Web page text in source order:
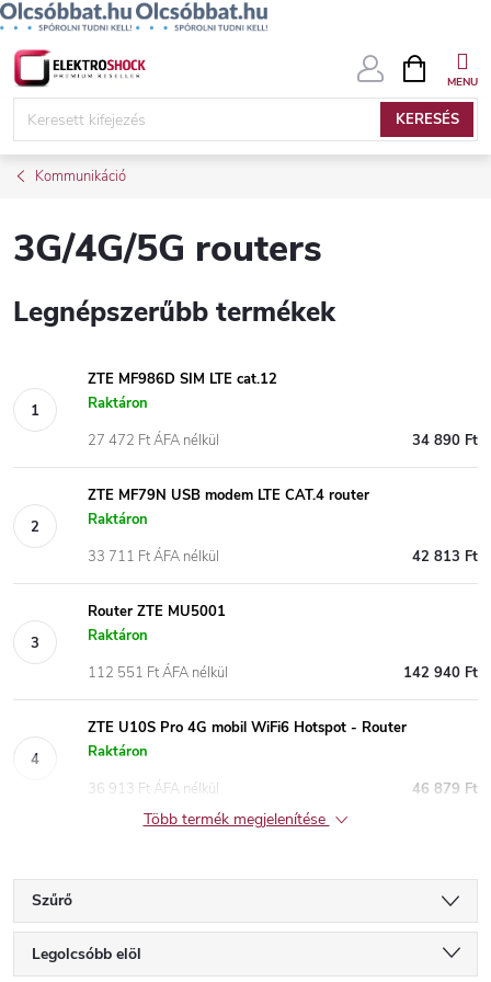
Ugrás
KERESÉS
KOSÁR
Kommunikáció
3G/4G/5G routers
Legnépszerűbb termékek
ZTE MF986D SIM LTE cat.12
Raktáron
34 890 Ft
27 472 Ft ÁFA nélkül
ZTE MF79N USB modem LTE CAT.4 router
Raktáron
42 813 Ft
33 711 Ft ÁFA nélkül
Router ZTE MU5001
Raktáron
142 940 Ft
112 551 Ft ÁFA nélkül
ZTE U10S Pro 4G mobil WiFi6 Hotspot - Router
Raktáron
46 879 Ft
36 913 Ft ÁFA nélkül
Több termék megjelenítése
Szűrő
T
Legolcsóbb elöl